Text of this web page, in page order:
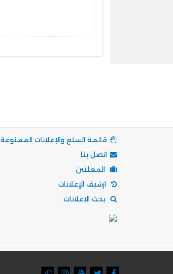
قائمة السلع والإعلانات الممنوعة
اتصل بنا
المعلنين
ارشيف الإعلانات
بحث الاعلانات